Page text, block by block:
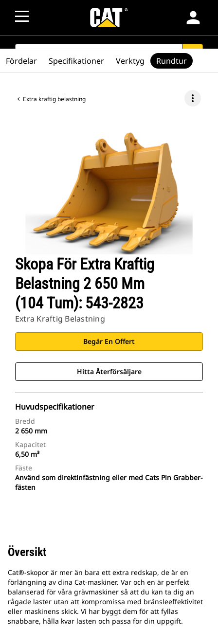
person
SEARCH search
Extra kraftig belastning more_vert
Skopa För Extra Kraftig
Belastning 2 650 Mm
(104 Tum): 543-2823
Extra Kraftig Belastning
Begär En Offert
Hitta Återförsäljare
Huvudspecifikationer
Bredd
2 650 mm
Kapacitet
6,50 m³
Fäste
Använd som direktinfästning eller med Cats Pin Grabber-
fästen
Fördelar Specifikationer Verktyg Rundtur
Översikt
Cat®-skopor är mer än bara ett extra redskap, de är en
förlängning av dina Cat-maskiner. Var och en är perfekt
balanserad för våra grävmaskiner så att du kan ta dig an
rågade laster utan att kompromissa med bränsleeffektivitet
eller maskinens skick. Vi har byggt dem för att fyllas
snabbare, hålla kvar lasten och passa för din uppgift.